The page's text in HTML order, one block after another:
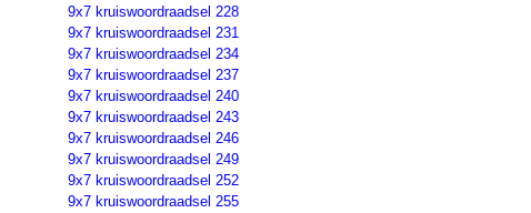
9x7 kruiswoordraadsel 228
9x7 kruiswoordraadsel 231
9x7 kruiswoordraadsel 234
9x7 kruiswoordraadsel 237
9x7 kruiswoordraadsel 240
9x7 kruiswoordraadsel 243
9x7 kruiswoordraadsel 246
9x7 kruiswoordraadsel 249
9x7 kruiswoordraadsel 252
9x7 kruiswoordraadsel 255